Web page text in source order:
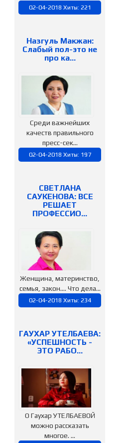
02-04-2018 Хиты: 221
Назгуль Макжан:
Слабый пол-это не
про ка…
Среди важнейших
качеств правильного
пресс-сек...
02-04-2018 Хиты: 197
СВЕТЛАНА
САУКЕНОВА: ВСЕ
РЕШАЕТ
ПРОФЕССИО…
Женщина, материнство,
семья, закон…. Что дела...
02-04-2018 Хиты: 234
ГАУХАР УТЕЛБАЕВА:
«УСПЕШНОСТЬ -
ЭТО РАБО…
О Гаухар УТЕЛБАЕВОЙ
можно рассказать
многое. ...